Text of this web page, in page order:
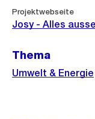
Weitere
Projektwebseite
Josy - Alles
Thema
Umwelt & Energie